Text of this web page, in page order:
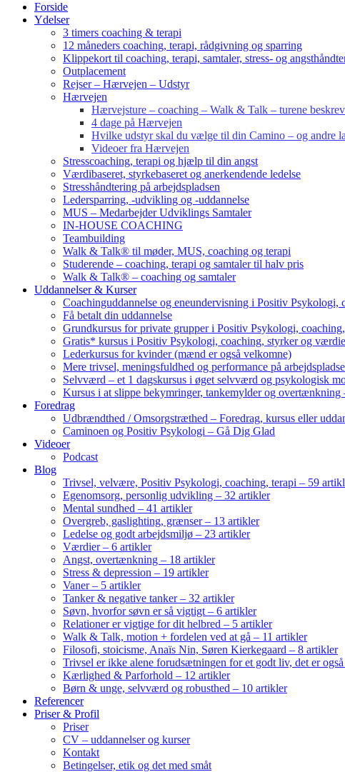
Forside
Ydelser
3 timers coaching & terapi
12 måneders coaching, terapi, rådgivning og sparring
Klippekort til coaching, terapi, samtaler, stress- og
Outplacement
Rejser – Hærvejen – Udstyr
Hærvejen
Hærvejsture – coaching – Walk & Talk – turene
4 dage på Hærvejen
Hvilke udstyr skal du vælge til din Camino – og andre
Videoer fra Hærvejen
Stresscoaching, terapi og hjælp til din angst
Værdibaseret, styrkebaseret og anerkendende ledelse
Stresshåndtering på arbejdspladsen
Ledersparring, -udvikling og -uddannelse
MUS – Medarbejder Udviklings Samtaler
IN-HOUSE COACHING
Teambuilding
Walk & Talk® til møder, MUS, coaching og terapi
Studerende – coaching, terapi og samtaler til halv pris
Walk & Talk® – coaching og samtaler
Uddannelser & Kurser
Coachinguddannelse og eneundervisning i Positiv Psykologi,
Få betalt din uddannelse
Grundkursus for private grupper i Positiv Psykologi,
Gratis* kursus i Positiv Psykologi, coaching, styrker og
Lederkursus for kvinder (mænd er også velkomne)
Mere trivsel, meningsfuldhed og performance på
Selvværd – et 1 dagskursus i øget selvværd og psykologisk
Kursus i at slippe bekymringer, tankemylder og overtænkning
Foredrag
Udbrændthed / Omsorgstræthed – Foredrag, kursus eller
Caminoen og Positiv Psykologi – Gå Dig Glad
Videoer
Podcast
Blog
Trivsel, velvære, Positiv Psykologi, coaching, terapi – 59
Egenomsorg, personlig udvikling – 32 artikler
Mental sundhed – 41 artikler
Overgreb, gaslighting, grænser – 13 artikler
Ledelse og godt arbejdsmiljø – 23 artikler
Værdier – 6 artikler
Angst, overtænkning – 18 artikler
Stress & depression – 19 artikler
Vaner – 5 artikler
Tanker & negative tanker – 32 artikler
Søvn, hvorfor søvn er så vigtigt – 6 artikler
Relationer er vigtige for dit helbred – 5 artikler
Walk & Talk, motion + fordelen ved at gå – 11 artikler
Filosofi, stoicisme, Anaïs Nin, Søren Kierkegaard – 8 artikler
Trivsel er ikke alene forudsætningen for et godt liv, det er
Kærlighed & Parforhold – 12 artikler
Børn & unge, selvværd og robusthed – 10 artikler
Referencer
Priser & Profil
Priser
CV – uddannelser og kurser
Kontakt
Betingelser, etik og det med småt